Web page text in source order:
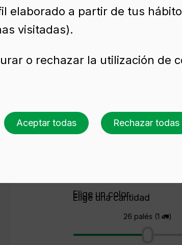
50 CL BVP
para licor
Elige una cantidad
26 palés (1 🚛)
Elige un color
elaborado a partir de tus
visitadas).
o rechazar la utilización de
Aceptar todas Rechazar todas